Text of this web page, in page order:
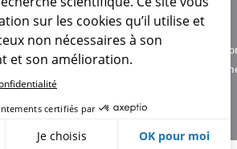
Charte
Données
sur les cookies qu’il utilise et
non nécessaires à son
et son amélioration.
certifiés par
Je choisis OK pour moi